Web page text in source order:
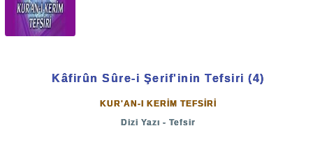
Allah-u Teâlâ Hazret-i İbrahim peygamberin Mekke-i
mükerreme'yi emniyetli kılmasına dâir yapmış olduğu
zâlimlerin zulmünden korumuştu.
Kâfirûn Sûre-i Şerif'inin Tefsiri (4)
KUR'AN-I KERİM TEFSİRİ
Dizi Yazı - Tefsir